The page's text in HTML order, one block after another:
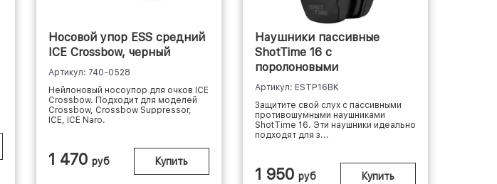
Носовой упор ESS средний
ICE Crossbow, черный
Артикул: 740-0528
Нейлоновый носоупор для очков ICE
Crossbow. Подходит для моделей
Crossbow, Crossbow Suppressor,
ICE, ICE Naro.
1 470 руб Купить
Наушники пассивные
ShotTime 16 с
поролоновыми
амбушюрами NRR 25 ДБ
Артикул: ESTP16BK
Защитите свой слух с пассивными
противошумными наушниками
ShotTime 16. Эти наушники идеально
подходят для з...
1 950 руб Купить